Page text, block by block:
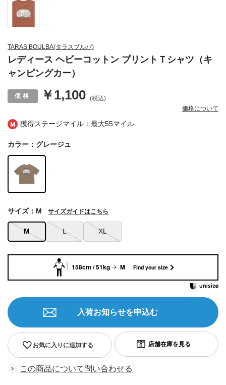
獲得ステージマイル：最大55マイル
TARAS BOULBA(タラスブルバ)
レディース ヘビーコットン プリントＴシャツ（キ
ャンピングカー）
￥1,100 (税込)
価格について
カラー：グレージュ
M L XL
サイズ：M サイズガイドはこちら
お気に入りに追加する
入荷お知らせを申込む
この商品について問い合わせる
158cm / 51kg M Find your size